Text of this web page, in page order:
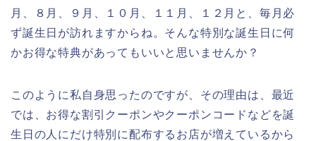
月、８月、９月、１０月、１１月、１２月と、毎月必
ず誕生日が訪れますからね。そんな特別な誕生日に何
かお得な特典があってもいいと思いませんか？
このように私自身思ったのですが、その理由は、最近
では、お得な割引クーポンやクーポンコードなどを誕
生日の人にだけ特別に配布するお店が増えているから